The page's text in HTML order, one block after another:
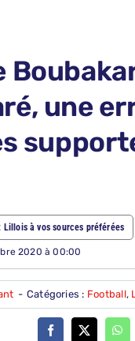
une
à vos sources préférées
2020 à 00:00
- Catégories : Football,